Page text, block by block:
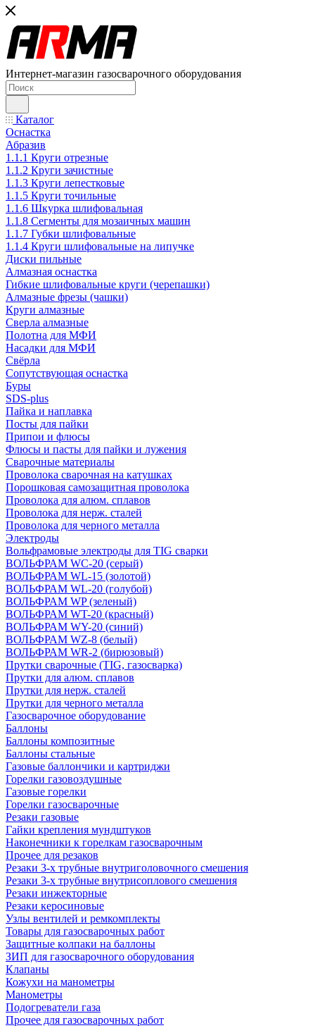
Интернет-магазин газосварочного оборудования
Каталог
Оснастка
Абразив
1.1.1 Круги отрезные
1.1.2 Круги зачистные
1.1.3 Круги лепестковые
1.1.5 Круги точильные
1.1.6 Шкурка шлифовальная
1.1.8 Сегменты для мозаичных машин
1.1.7 Губки шлифовальные
1.1.4 Круги шлифовальные на липучке
Диски пильные
Алмазная оснастка
Гибкие шлифовальные круги (черепашки)
Алмазные фрезы (чашки)
Круги алмазные
Сверла алмазные
Полотна для МФИ
Насадки для МФИ
Свёрла
Сопутствующая оснастка
Буры
SDS-plus
Пайка и наплавка
Посты для пайки
Припои и флюсы
Флюсы и пасты для пайки и лужения
Сварочные материалы
Проволока сварочная на катушках
Порошковая самозащитная проволока
Проволока для алюм. сплавов
Проволока для нерж. сталей
Проволока для черного металла
Электроды
Вольфрамовые электроды для TIG сварки
ВОЛЬФРАМ WC-20 (серый)
ВОЛЬФРАМ WL-15 (золотой)
ВОЛЬФРАМ WL-20 (голубой)
ВОЛЬФРАМ WP (зеленый)
ВОЛЬФРАМ WT-20 (красный)
ВОЛЬФРАМ WY-20 (синий)
ВОЛЬФРАМ WZ-8 (белый)
ВОЛЬФРАМ WR-2 (бирюзовый)
Прутки сварочные (TIG, газосварка)
Прутки для алюм. сплавов
Прутки для нерж. сталей
Прутки для черного металла
Газосварочное оборудование
Баллоны
Баллоны композитные
Баллоны стальные
Газовые баллончики и картриджи
Горелки газовоздушные
Газовые горелки
Горелки газосварочные
Резаки газовые
Гайки крепления мундштуков
Наконечники к горелкам газосварочным
Прочее для резаков
Резаки 3-х трубные внутриголовочного смешения
Резаки 3-х трубные внутрисоплового смешения
Резаки инжекторные
Резаки керосиновые
Узлы вентилей и ремкомплекты
Товары для газосварочных работ
Защитные колпаки на баллоны
ЗИП для газосварочного оборудования
Клапаны
Кожухи на манометры
Манометры
Подогреватели газа
Прочее для газосварочных работ